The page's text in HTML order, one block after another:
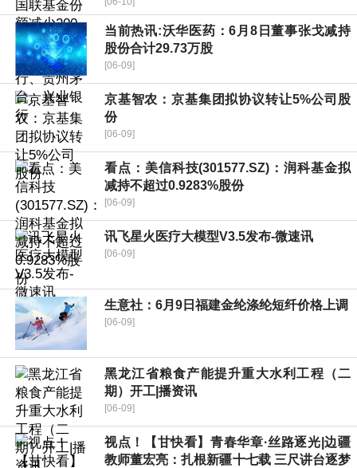
当前热讯:沃华医药：6月8日董事张戈减持
股份合计29.73万股
[06-09]
京基智农：京基集团拟协议转让5%公司股
份
[06-09]
看点：美信科技(301577.SZ)：润科基金拟
减持不超过0.9283%股份
[06-09]
讯飞星火医疗大模型V3.5发布-微速讯
[06-09]
生意社：6月9日福建金纶涤纶短纤价格上调
[06-09]
黑龙江省粮食产能提升重大水利工程（二
期）开工|播资讯
[06-09]
视点！【甘快看】青春华章·丝路逐光|边疆
教师董宏亮：扎根新疆十七载 三尺讲台逐梦